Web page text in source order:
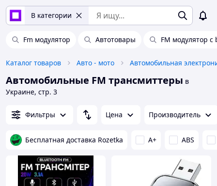
В категории
Fm модулятор Автотовары FM модулятор
Каталог товаров Авто - мото Автомобильная
Автомобильные FM трансмиттеры в
Украине, стр. 3
Фильтры Цена Производитель
Бесплатная доставка Rozetka A+ ABS